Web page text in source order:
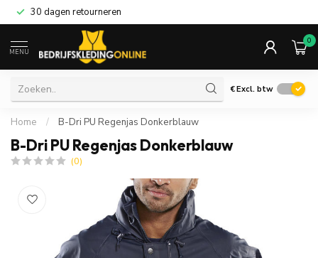
30 dagen retourneren
MENU
0
€Excl. btw
Home / B-Dri PU Regenjas Donkerblauw
B-Dri PU Regenjas Donkerblauw
(0)